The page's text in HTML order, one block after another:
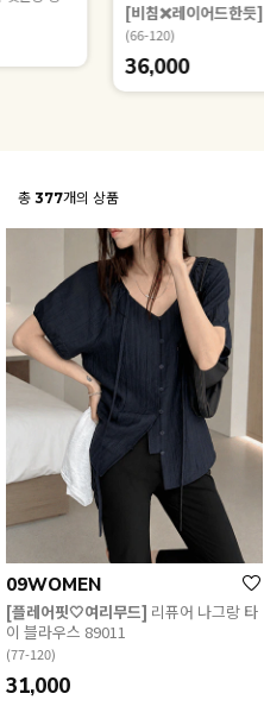
EVERY, SAY
인플루언서 PICK한 지금 꼭 필요한 장마룩!
[비침❌레이어드한듯]
(66-120)
36,000
총 377개의 상품
09WOMEN
[플레어핏🤍여리무드] 리퓨어 나그랑 타
이 블라우스 89011
(77-120)
31,000